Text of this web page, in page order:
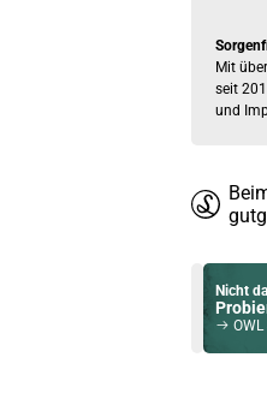
Mit
seit
und
Nicht
OWL